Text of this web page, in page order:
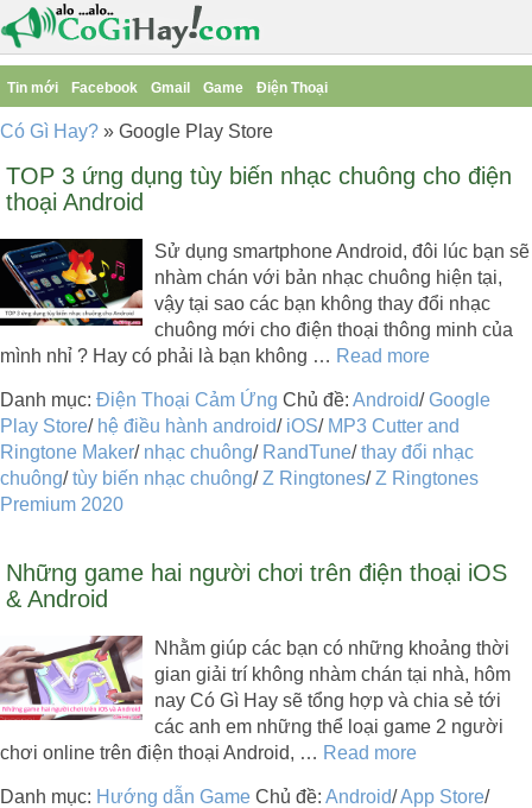
Tin mới Facebook Gmail Game Điện Thoại
Có Gì Hay? » Google Play Store
TOP 3 ứng dụng tùy biến nhạc chuông cho điện
thoại Android
Sử dụng smartphone Android, đôi lúc bạn sẽ
nhàm chán với bản nhạc chuông hiện tại,
vậy tại sao các bạn không thay đổi nhạc
chuông mới cho điện thoại thông minh của
mình nhỉ ? Hay có phải là bạn không … Read more
Danh mục: Điện Thoại Cảm Ứng Chủ đề: Android/Google
Play Store/ hệ điều hành android/ iOS/ MP3 Cutter and
Ringtone Maker/ nhạc chuông/ RandTune/thay đổi nhạc
chuông/tùy biến nhạc chuông/Z Ringtones/Z Ringtones
Premium 2020
Những game hai người chơi trên điện thoại iOS
& Android
Nhằm giúp các bạn có những khoảng thời
gian giải trí không nhàm chán tại nhà, hôm
nay Có Gì Hay sẽ tổng hợp và chia sẻ tới
các anh em những thể loại game 2 người
chơi online trên điện thoại Android, … Read more
Danh mục: Hướng dẫn Game Chủ đề: Android/App Store/